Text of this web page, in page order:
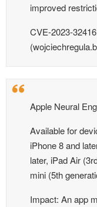
improved
CVE-2023-
Apple Neural
Available for
iPhone 8 and
later, iPad Air
mini (5th
Impact: An app